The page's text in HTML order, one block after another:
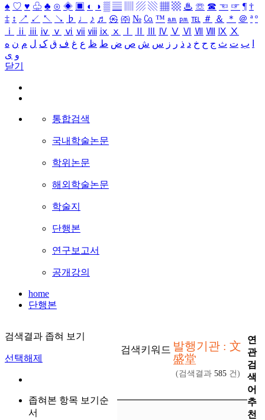
♠ ♡ ♥ ♧ ♣ ⊙ ◈ ▣ ◐ ◑ ▒ ▤ ▨ ▧ ▦ ▩ ♨ ☏ ☎ ☜ ☞ ¶ †
‡ ↕ ↗ ↙ ↖ ↘ ♭ ♩ ♪ ♬ ㉿ ㈜ № ㏇ ™ ㏂ ㏘ ℡ ＃ ＆ ＊ ＠ ª º
ⅰ
ⅱ ⅲ ⅳ ⅴ ⅵ ⅶ ⅷ ⅸ ⅹ Ⅳ Ⅴ Ⅵ Ⅶ Ⅷ Ⅸ Ⅹ
ب ت ث ج ح خ د ذ ر ز س ش ص ض ط ظ ع غ ف ق ک ل م ن ه
و ی
닫기
통합검색
국내학술논문
학위논문
해외학술논문
학술지
단행본
연구보고서
공개강의
home
단행본
검색결과 좁혀 보기
선택해제
좁혀본 항목 보기순
서
검색키워드 발행기관 : 文
盛堂
(검색결과 585 건)
연
관
검
색
어
추
천